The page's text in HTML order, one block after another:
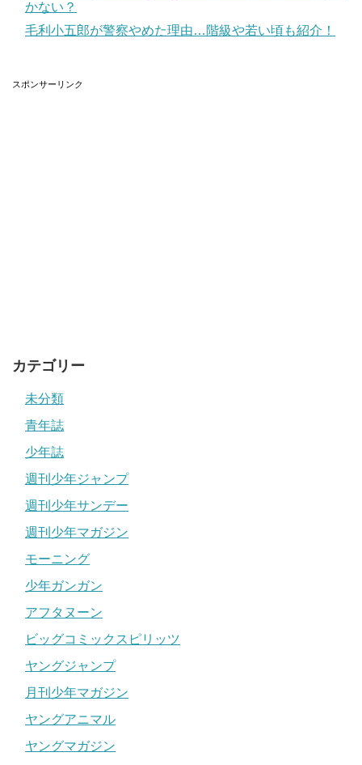
引用元：ガールズちゃんねる
幼稚園教諭時代も美人の先生だったのではないでしょう
過去にサイン会も行われているようなので、実際にお会い
できる機会もあるかもしれませんね。
関連記事
慎本真の旦那は?結婚や顔,子供(娘),大学,学歴についても調査!
松本ぷりっつの本名は？
かない？
毛利小五郎が警察やめた理由…階級や若い頃も紹介！
スポンサーリンク
カテゴリー
未分類
青年誌
少年誌
週刊少年ジャンプ
週刊少年サンデー
週刊少年マガジン
モーニング
少年ガンガン
アフタヌーン
ビッグコミックスピリッツ
ヤングジャンプ
月刊少年マガジン
ヤングアニマル
ヤングマガジン